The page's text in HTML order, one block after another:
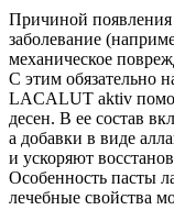
Причиной появления
заболевание
механическое
С этим обязательно
LACALUT aktiv
десен. В ее состав
а добавки в виде
и ускоряют
Особенность пасты
лечебные свойства